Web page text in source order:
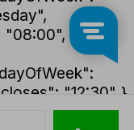
"08:00",
"12:30" }
{ "@type":